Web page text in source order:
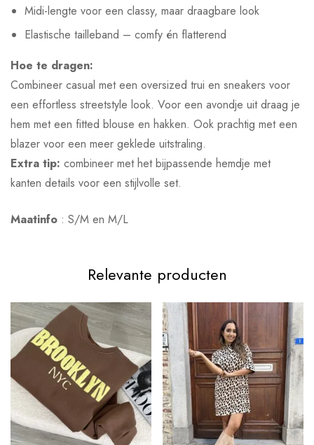
Midi-lengte voor een classy, maar draagbare look
Elastische tailleband – comfy én flatterend
Hoe te dragen:
Combineer casual met een oversized trui en sneakers voor
een effortless streetstyle look. Voor een avondje uit draag je
hem met een fitted blouse en hakken. Ook prachtig met een
blazer voor een meer geklede uitstraling.
Extra tip: combineer met het bijpassende hemdje met
kanten details voor een stijlvolle set.
Maatinfo : S/M en M/L
Relevante producten